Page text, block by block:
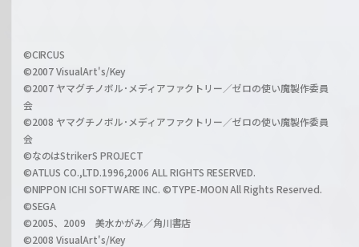
a
r
z
i
l
h
a
n
©CIRCUS
©2007 VisualArt's/Key
©2007 ヤマグチノボル･メディアファクトリー／ゼロの使い魔製作委員
会
©2008 ヤマグチノボル･メディアファクトリー／ゼロの使い魔製作委員
会
©なのはStrikerS PROJECT
©ATLUS CO.,LTD.1996,2006 ALL RIGHTS RESERVED.
©NIPPON ICHI SOFTWARE INC. ©TYPE-MOON All Rights Reserved.
©SEGA
©2005、2009 美水かがみ／角川書店
©2008 VisualArt's/Key